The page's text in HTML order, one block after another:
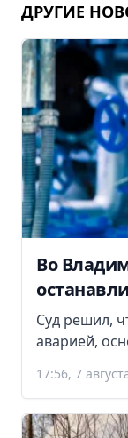
ДРУГИЕ
Во
Суд решил,
аварией,
17:56, 7